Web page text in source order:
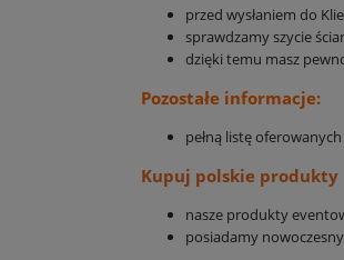
przed wysłaniem do
sprawdzamy szycie
dzięki temu masz
Pozostałe informacje:
pełną listę
Kupuj polskie produkty
nasze produkty
posiadamy